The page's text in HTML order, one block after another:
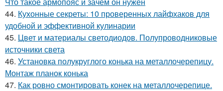
44. Кухонные секреты: 10 проверенных лайфхаков для
удобной и эффективной кулинарии
45. Цвет и материалы светодиодов. Полупроводниковые
источники света
46. Установка полукруглого конька на металлочерепицу.
Монтаж планок конька
47. Как ровно смонтировать конек на металлочерепице.